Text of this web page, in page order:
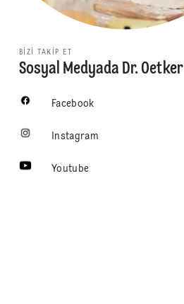
BIZI TAKIP ET
Sosyal Medyada Dr. Oetker
Facebook
Instagram
Youtube